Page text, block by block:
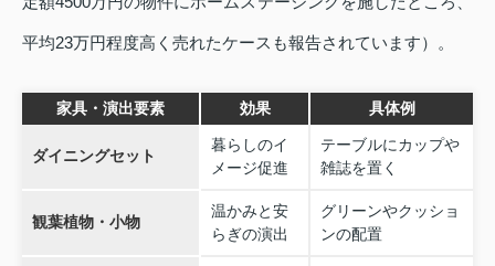
平均23万円程度高く売れたケースも報告されています）。
家具・演出要素 効果 具体例
ダイニングセット
暮らしのイ
メージ促進
テーブルにカップや
雑誌を置く
観葉植物・小物
温かみと安
らぎの演出
グリーンやクッショ
ンの配置